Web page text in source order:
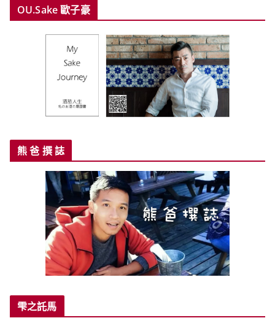
OU.Sake 歐子豪
熊 爸 撰 誌
雫之託馬